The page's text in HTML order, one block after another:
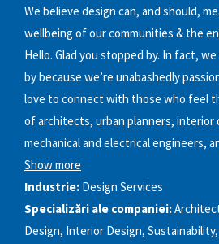
We believe design can, and should,
wellbeing of our communities & the
Hello. Glad you stopped by. In fact,
by because we’re unabashedly
love to connect with those who feel
of architects, urban planners, interior
mechanical and electrical engineers,
Show more
Industrie: Design Services
Specializări ale companiei:
Design, Interior Design,